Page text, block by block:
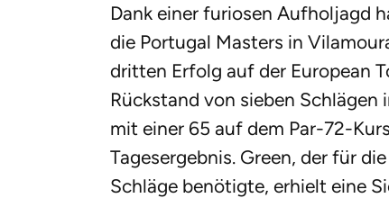
Dank einer furiosen Aufholjagd
die Portugal Masters in
dritten Erfolg auf der European
Rückstand von sieben
mit einer 65 auf dem Par-72-
Tagesergebnis. Green, der für
Schläge benötigte, erhielt eine